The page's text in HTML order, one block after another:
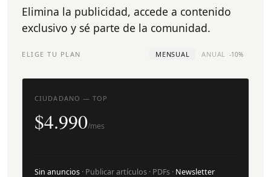
Elimina la publicidad, accede a contenido
exclusivo y sé parte de la comunidad.
ELIGE TU PLAN MENSUAL ANUAL -10%
CIUDADANO — TOP
$4.990/mes
Sin anuncios · Publicar artículos · PDFs · Newsletter